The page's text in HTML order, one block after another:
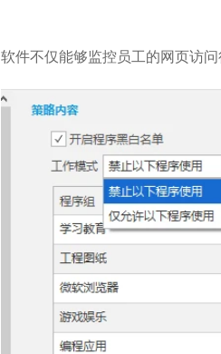
软件不仅能够监控员工的网页访